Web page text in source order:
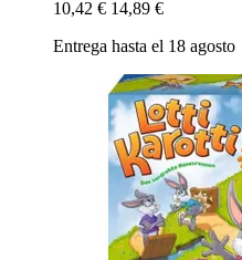
10,42 € 14,89 €
Entrega hasta el 18 agosto